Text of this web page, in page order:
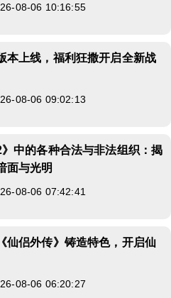
08-06 10:16:55
本上线，福利狂撒开启全新战
08-06 09:02:13
中的各种合法与非法组织：揭
面与光明
08-06 07:42:41
仙侣外传》铸造特色，开启仙
08-06 06:20:27